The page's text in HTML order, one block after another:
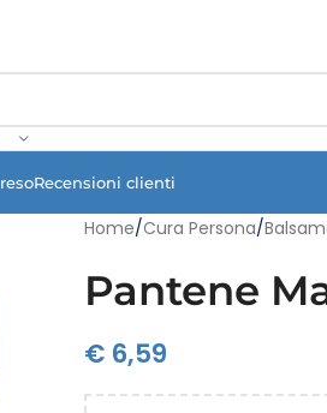
Recensioni clienti
Home/Cura Persona/
Pantene
€ 6,59